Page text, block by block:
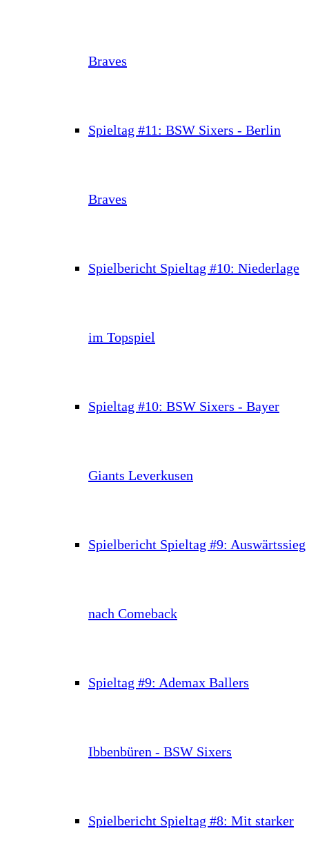
Braves
Spieltag #11: BSW Sixers - Berlin
Braves
Spielbericht Spieltag #10: Niederlage
im Topspiel
Spieltag #10: BSW Sixers - Bayer
Giants Leverkusen
Spielbericht Spieltag #9: Auswärtssieg
nach Comeback
Spieltag #9: Ademax Ballers
Ibbenbüren - BSW Sixers
Spielbericht Spieltag #8: Mit starker